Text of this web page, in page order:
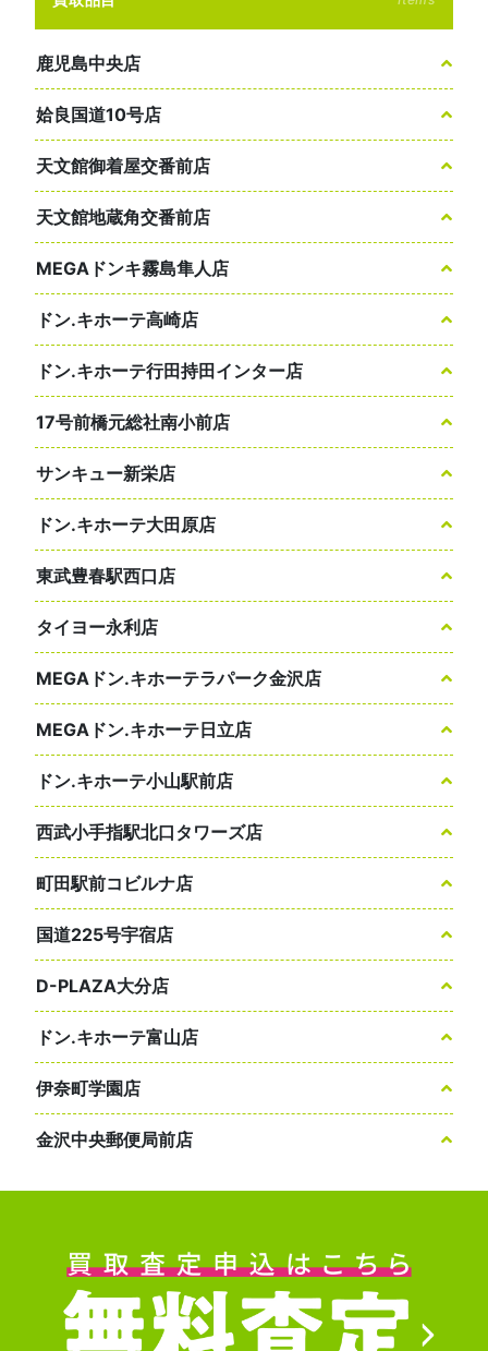
鹿児島中央店
姶良国道10号店
天文館御着屋交番前店
天文館地蔵角交番前店
MEGAドンキ霧島隼人店
ドン.キホーテ高崎店
ドン.キホーテ行田持田インター店
17号前橋元総社南小前店
サンキュー新栄店
ドン.キホーテ大田原店
東武豊春駅西口店
タイヨー永利店
MEGAドン.キホーテラパーク金沢店
MEGAドン.キホーテ日立店
ドン.キホーテ小山駅前店
西武小手指駅北口タワーズ店
町田駅前コビルナ店
国道225号宇宿店
D-PLAZA大分店
ドン.キホーテ富山店
伊奈町学園店
金沢中央郵便局前店